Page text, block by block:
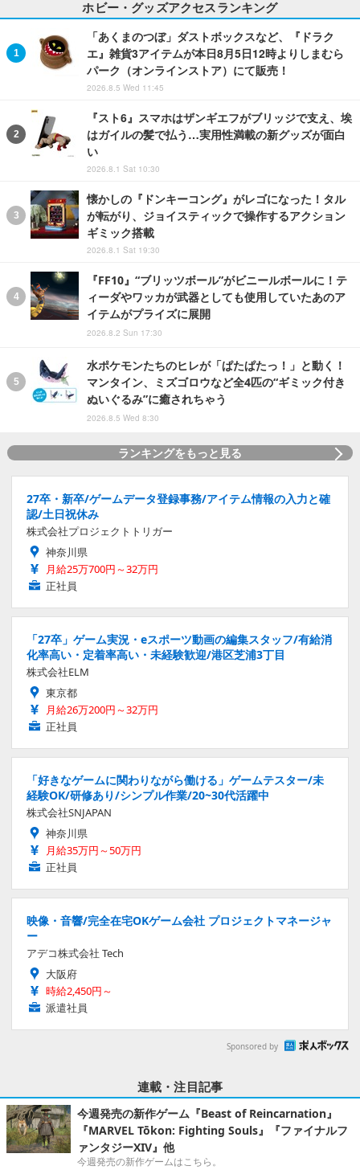
ホビー・グッズアクセスランキング
「あくまのつぼ」ダストボックスなど、『ドラク
エ』雑貨3アイテムが本日8月5日12時よりしまむら
パーク（オンラインストア）にて販売！
2026.8.5 Wed 11:45
『スト6』スマホはザンギエフがブリッジで支え、埃
はガイルの髪で払う…実用性満載の新グッズが面白
い
2026.8.1 Sat 10:30
懐かしの『ドンキーコング』がレゴになった！タル
が転がり、ジョイスティックで操作するアクション
ギミック搭載
2026.8.1 Sat 19:30
『FF10』“ブリッツボール”がビニールボールに！テ
ィーダやワッカが武器としても使用していたあのア
イテムがプライズに展開
2026.8.2 Sun 17:30
水ポケモンたちのヒレが「ぱたぱたっ！」と動く！
マンタイン、ミズゴロウなど全4匹の“ギミック付き
ぬいぐるみ”に癒されちゃう
2026.8.5 Wed 8:30
ランキングをもっと見る
27卒・新卒/ゲームデータ登録事務/アイテム情報の入力と確
認/土日祝休み
株式会社プロジェクトトリガー
神奈川県
月給25万700円～32万円
正社員
「27卒」ゲーム実況・eスポーツ動画の編集スタッフ/有給消
化率高い・定着率高い・未経験歓迎/港区芝浦3丁目
株式会社ELM
東京都
月給26万200円～32万円
正社員
「好きなゲームに関わりながら働ける」ゲームテスター/未
経験OK/研修あり/シンプル作業/20~30代活躍中
株式会社SNJAPAN
神奈川県
月給35万円～50万円
正社員
映像・音響/完全在宅OKゲーム会社 プロジェクトマネージャ
ー
アデコ株式会社 Tech
大阪府
時給2,450円～
派遣社員
Sponsored by
連載・注目記事
今週発売の新作ゲーム『Beast of Reincarnation』
『MARVEL Tōkon: Fighting Souls』『ファイナルフ
ァンタジーXIV』他
今週発売の新作ゲームはこちら。